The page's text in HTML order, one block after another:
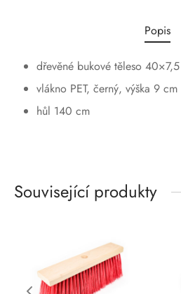
Popis
dřevěné bukové těleso
vlákno PET, černý, výška 9 cm
hůl 140 cm
Související produkty